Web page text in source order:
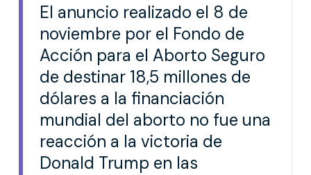
El anuncio realizado el 8 de
noviembre por el Fondo de
Acción para el Aborto Seguro
de destinar 18,5 millones de
dólares a la financiación
mundial del aborto no fue una
reacción a la victoria de
Donald Trump en las